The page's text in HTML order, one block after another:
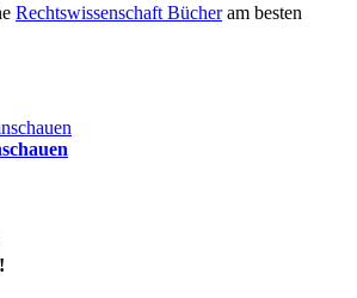
Rechtswissenschaft Bücheram besten